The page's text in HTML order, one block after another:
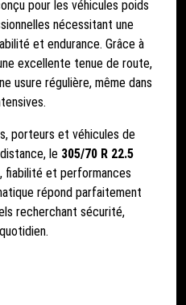
pour les véhicules poids
nécessitant une
et endurance. Grâce à
excellente tenue de route,
usure régulière, même dans
porteurs et véhicules de
le 305/70 R 22.5
et performances
répond parfaitement
recherchant sécurité,